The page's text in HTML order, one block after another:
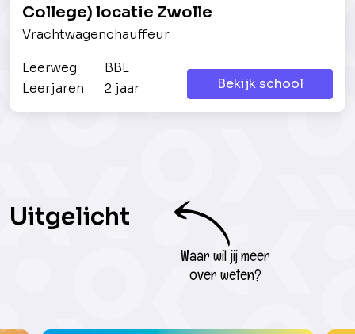
College) locatie Zwolle
Vrachtwagenchauffeur
Leerweg
BBL
Leerjaren
2 jaar Bekijk school
Uitgelicht
Waar wil jij meer
over weten?